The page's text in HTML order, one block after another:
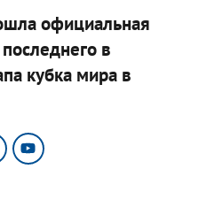
официальная
в
кубка мира в